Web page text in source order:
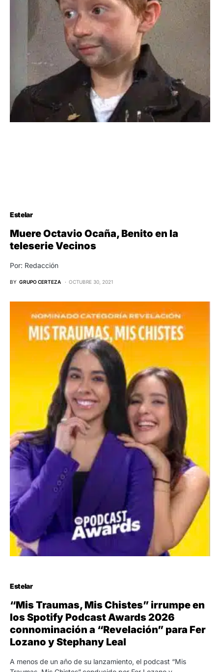
Estelar
Muere Octavio Ocaña, Benito en la
teleserie Vecinos
Por: Redacción
BY GRUPO CERTEZA OCTUBRE 30, 2021
Estelar
“Mis Traumas, Mis Chistes” irrumpe en
los Spotify Podcast Awards 2026
connominación a “Revelación” para Fer
Lozano y Stephany Leal
A menos de un año de su lanzamiento, el podcast “Mis